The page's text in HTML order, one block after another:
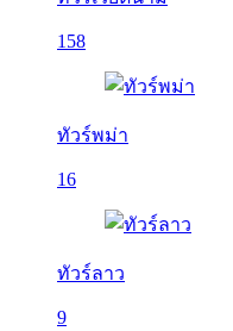
158
ทัวร์พม่า
16
ทัวร์ลาว
9